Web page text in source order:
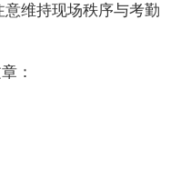
维持现场秩序与考勤
：